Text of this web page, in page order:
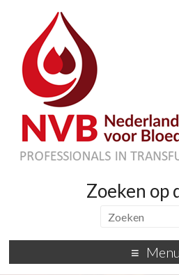
Zoeken op
Menu